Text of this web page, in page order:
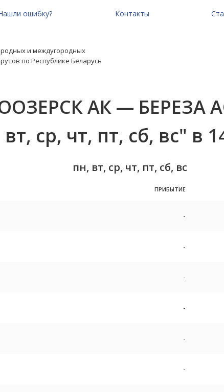
ошибку? Контакты
и междугородных
по Республике Беларусь
АК — БЕРЕЗА
вт, ср, чт, пт, сб, вс" в
пн, вт, ср, чт, пт, сб, вс
ПРИБЫТИЕ
-
-
-
-
-
-